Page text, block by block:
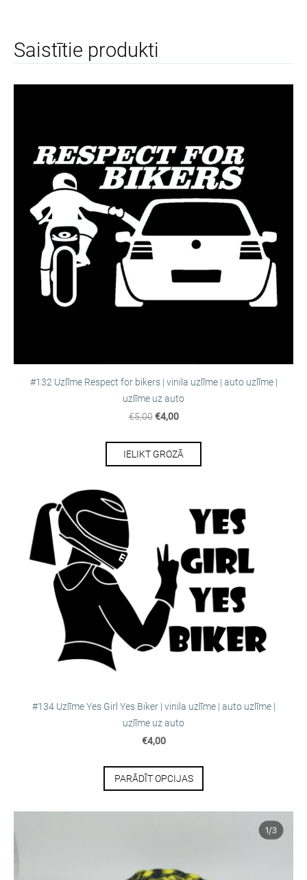
Saistītie produkti
#132 Uzlīme Respect for bikers | vinila uzlīme | auto uzlīme |
uzlīme uz auto
€5,00 €4,00
IELIKT GROZĀ
#134 Uzlīme Yes Girl Yes Biker | vinila uzlīme | auto uzlīme |
uzlīme uz auto
€4,00
PARĀDĪT OPCIJAS